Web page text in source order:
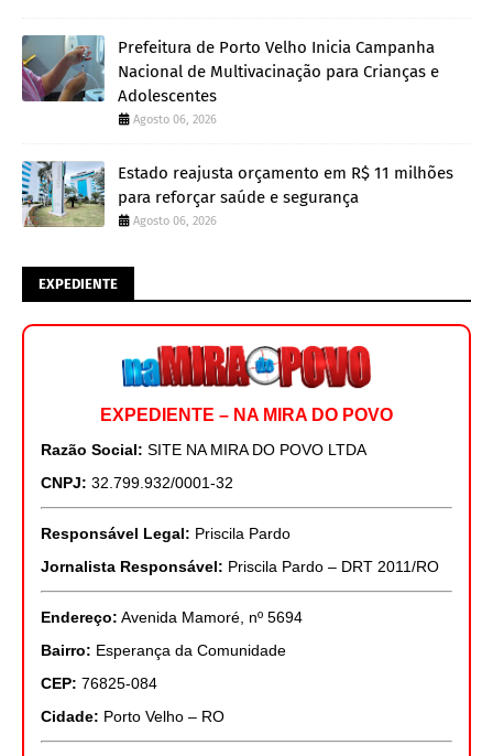
Prefeitura de Porto Velho Inicia Campanha
Nacional de Multivacinação para Crianças e
Adolescentes
Agosto 06, 2026
Estado reajusta orçamento em R$ 11 milhões
para reforçar saúde e segurança
Agosto 06, 2026
EXPEDIENTE
EXPEDIENTE – NA MIRA DO POVO
Razão Social: SITE NA MIRA DO POVO LTDA
CNPJ: 32.799.932/0001-32
Responsável Legal: Priscila Pardo
Jornalista Responsável: Priscila Pardo – DRT 2011/RO
Endereço: Avenida Mamoré, nº 5694
Bairro: Esperança da Comunidade
CEP: 76825-084
Cidade: Porto Velho – RO